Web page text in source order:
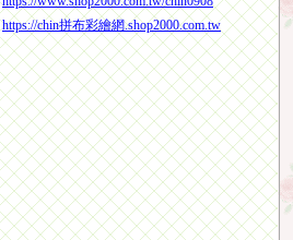
https://chin拼布彩繪網.shop2000.com.tw